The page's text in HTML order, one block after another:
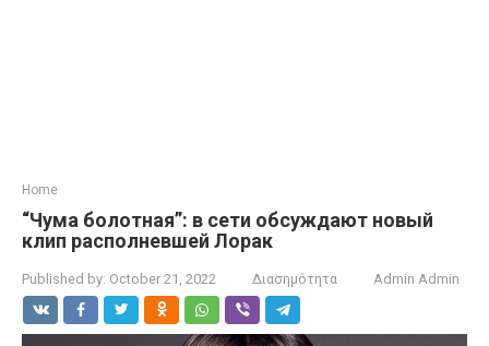
Home
“Чума болотная”: в сети обсуждают новый
клип располневшей Лорак
Published by: October 21, 2022 Διασημότητα Admin Admin